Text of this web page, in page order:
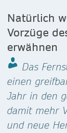
Natürlich
Vorzüge
erwähnen
Das
einen
Jahr in den
damit mehr
und neue